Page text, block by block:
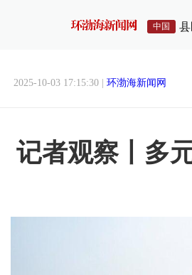
中国
2025-10-03 17:15:30 | 环渤海新闻网
记者观察丨多